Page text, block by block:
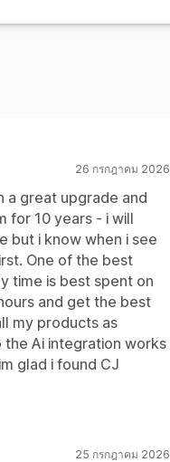
26 กรกฎาคม 2026
a great upgrade and
for 10 years - i will
but i know when i see
One of the best
time is best spent on
and get the best
my products as
Ai integration works
glad i found CJ
25 กรกฎาคม 2026